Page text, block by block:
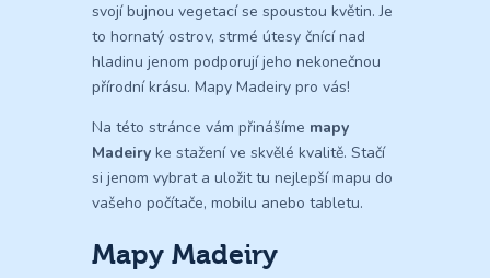
svojí bujnou vegetací se spoustou květin. Je
to hornatý ostrov, strmé útesy čnící nad
hladinu jenom podporují jeho nekonečnou
přírodní krásu. Mapy Madeiry pro vás!
Na této stránce vám přinášíme mapy
Madeiry ke stažení ve skvělé kvalitě. Stačí
si jenom vybrat a uložit tu nejlepší mapu do
vašeho počítače, mobilu anebo tabletu.
Mapy Madeiry